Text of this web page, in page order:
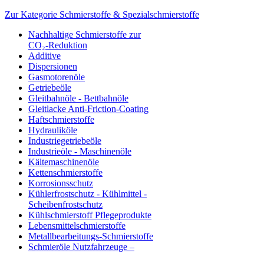
Zur Kategorie Schmierstoffe & Spezialschmierstoffe
Nachhaltige Schmierstoffe zur
CO₂-Reduktion
Additive
Dispersionen
Gasmotorenöle
Getriebeöle
Gleitbahnöle - Bettbahnöle
Gleitlacke Anti-Friction-Coating
Haftschmierstoffe
Hydrauliköle
Industriegetriebeöle
Industrieöle - Maschinenöle
Kältemaschinenöle
Kettenschmierstoffe
Korrosionsschutz
Kühlerfrostschutz - Kühlmittel -
Scheibenfrostschutz
Kühlschmierstoff Pflegeprodukte
Lebensmittelschmierstoffe
Metallbearbeitungs-Schmierstoffe
Schmieröle Nutzfahrzeuge –